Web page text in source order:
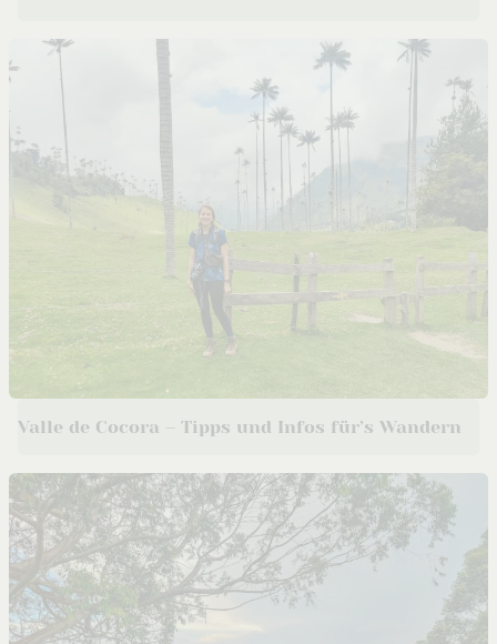
Valle de Cocora – Tipps und Infos für’s Wandern